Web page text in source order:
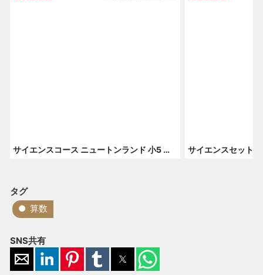
サイエンスコース ニュートンランド 小5 理科 5月号
タグ
算数
SNS共有